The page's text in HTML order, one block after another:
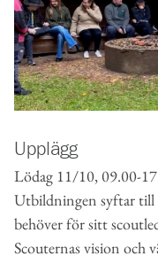
Upplägg
Lödag 11/10, 09.00-
Utbildningen syftar till
behöver för sitt
Scouternas vision och